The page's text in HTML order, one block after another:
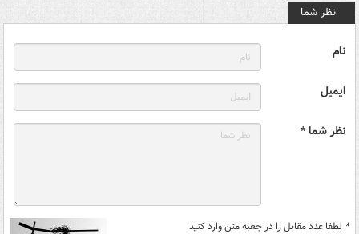
نظر شما
نام
ایمیل
نظر شما *
* لطفا عدد مقابل را در جعبه متن وارد کنید